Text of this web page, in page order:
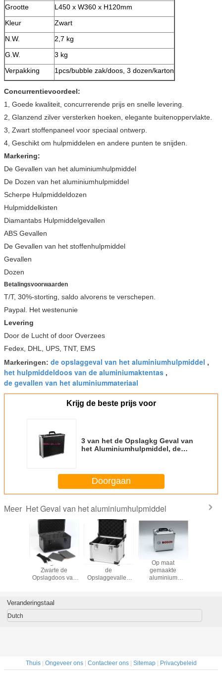
Grootte
L450 x W360 x H120mm
Kleur
Zwart
N.W.
2,7 kg
G.W.
3 kg
Verpakking
1pcs/bubble zak/doos, 3 dozen/karton
Concurrentievoordeel:
1, Goede kwaliteit, concurrerende prijs en snelle levering.
2, Glanzend zilver versterken hoeken, elegante buitenoppervlakte.
3, Zwart stoffenpaneel voor speciaal ontwerp.
4, Geschikt om hulpmiddelen en andere punten te snijden.
Markering:
De Gevallen van het aluminiumhulpmiddel
De Dozen van het aluminiumhulpmiddel
Scherpe Hulpmiddeldozen
Hulpmiddelkisten
Diamantabs Hulpmiddelgevallen
ABS Gevallen
De Gevallen van het stoffenhulpmiddel
Gevallen
Dozen
Betalingsvoorwaarden
T/T, 30%-storting, saldo alvorens te verschepen.
Paypal. Het westenunie
Levering
Door de Lucht of door Overzees
Fedex, DHL, UPS, TNT, EMS
Markeringen: de opslaggeval van het aluminiumhulpmiddel ,
het hulpmiddeldoos van de aluminiumaktentas ,
de gevallen van het aluminiummateriaal
Krijg de beste prijs voor
3 van het de Opslagkg Geval van
het Aluminiumhulpmiddel, de
Doorgaan
Meer Het Geval van het aluminiumhulpmiddel
Lichtgewicht
Zwarte de
Opslagdoos van
met Schouder
Kleine Draagbare
de
Opslaggevallen
Schuimverdelers
Op maat
gemaakte
aluminium
met gesneden
Veranderingstaal
Dutch
Thuis| Ongeveer ons| Contacteer ons| Sitemap| Privacybeleid